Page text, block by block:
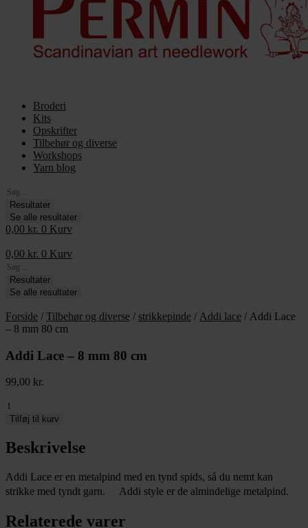
Broderi
Kits
Opskrifter
Tilbehør og diverse
Workshops
Yarn blog
Search
...Resultater
Se alle resultater
0,00 kr. 0 Kurv
0,00 kr. 0 Kurv
Search
...Resultater
Se alle resultater
Forside / Tilbehør og diverse / strikkepinde / Addi lace / Addi Lace
– 8 mm 80 cm
Addi Lace – 8 mm 80 cm
99,00 kr.
Addi
Lace
8
mm
cm
antal
Tilføj til kurv
Beskrivelse
Addi Lace er en metalpind med en tynd spids, så du nemt kan
strikke med tyndt garn. Addi style er de almindelige metalpind.
Relaterede varer